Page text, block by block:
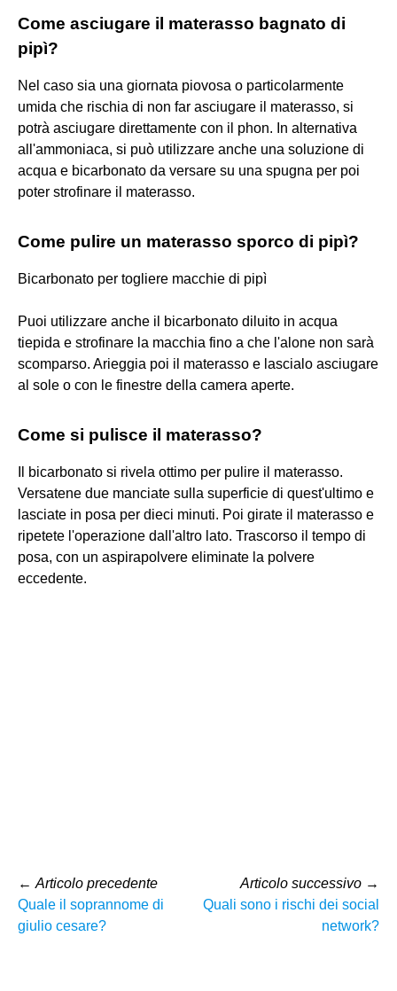
Come asciugare il materasso bagnato di
pipì?
Nel caso sia una giornata piovosa o particolarmente
umida che rischia di non far asciugare il materasso, si
potrà asciugare direttamente con il phon. In alternativa
all'ammoniaca, si può utilizzare anche una soluzione di
acqua e bicarbonato da versare su una spugna per poi
poter strofinare il materasso.
Come pulire un materasso sporco di pipì?
Bicarbonato per togliere macchie di pipì
Puoi utilizzare anche il bicarbonato diluito in acqua
tiepida e strofinare la macchia fino a che l'alone non sarà
scomparso. Arieggia poi il materasso e lascialo asciugare
al sole o con le finestre della camera aperte.
Come si pulisce il materasso?
Il bicarbonato si rivela ottimo per pulire il materasso.
Versatene due manciate sulla superficie di quest'ultimo e
lasciate in posa per dieci minuti. Poi girate il materasso e
ripetete l'operazione dall'altro lato. Trascorso il tempo di
posa, con un aspirapolvere eliminate la polvere
eccedente.
← Articolo precedente
Quale il soprannome di
giulio cesare?
Articolo successivo →
Quali sono i rischi dei social
network?